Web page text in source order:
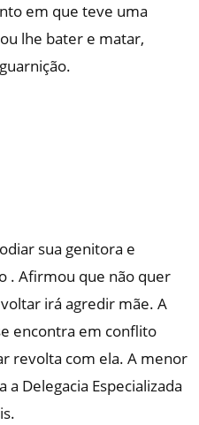
em que teve uma
lhe bater e matar,
sua genitora e
. Afirmou que não quer
irá agredir mãe. A
encontra em conflito
revolta com ela. A menor
Delegacia Especializada